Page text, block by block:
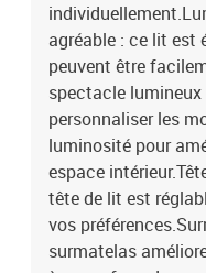
agréable : ce lit est
peuvent être
spectacle
personnaliser les
luminosité pour
espace
tête de lit est
vos
surmatelas